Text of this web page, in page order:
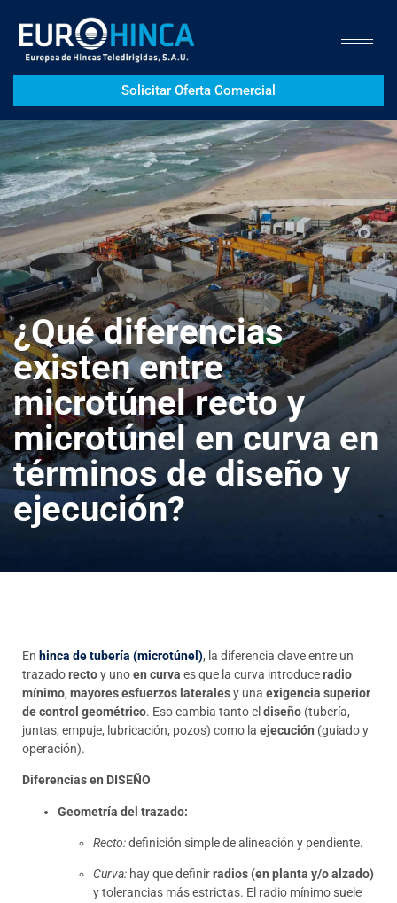
Solicitar Oferta Comercial
¿Qué diferencias
existen entre
microtúnel recto y
microtúnel en curva en
términos de diseño y
ejecución?
En hinca de tubería (microtúnel), la diferencia clave entre un
trazadorectoy unoen curva es que la curva introduceradio
mínimo, mayores esfuerzos lateralesy una exigencia superior
de control geométrico. Eso cambia tanto el diseño (tubería,
juntas, empuje, lubricación, pozos) como la ejecución (guiado y
operación).
Diferencias en DISEÑO
Geometría del trazado:
Recto:definición simple de alineación y pendiente.
Curva: hay que definirradios (en planta y/o alzado)
y tolerancias más estrictas. El radio mínimo suele